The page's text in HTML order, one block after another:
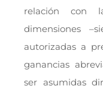
relación con
dimensiones
autorizadas a
ganancias
ser asumidas